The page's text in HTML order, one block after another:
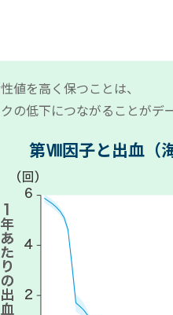
値を高く保つことは、
の低下につながることがデ
第Ⅷ因子と出血（